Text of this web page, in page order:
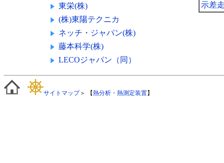
東栄(株)
(株)東陽テクニカ
ネッチ・ジャパン(株)
藤本科学(株)
LECOジャパン（同）
示差
サイトマップ＞ 【熱分析・熱測定装置】